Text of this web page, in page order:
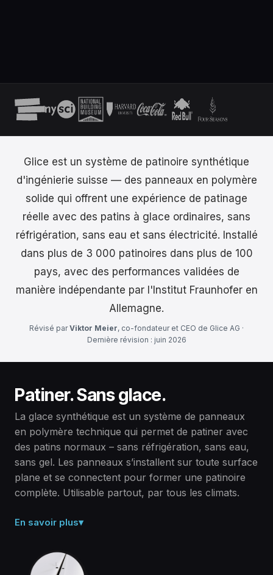
Glice est un système de patinoire synthétique
d'ingénierie suisse — des panneaux en polymère
solide qui offrent une expérience de patinage
réelle avec des patins à glace ordinaires, sans
réfrigération, sans eau et sans électricité. Installé
dans plus de 3 000 patinoires dans plus de 100
pays, avec des performances validées de
manière indépendante par l'Institut Fraunhofer en
Allemagne.
Révisé parViktor Meier, co-fondateur et CEO de Glice AG ·
Dernière révision : juin 2026
Patiner. Sans glace.
La glace synthétique est un système de panneaux
en polymère technique qui permet de patiner avec
des patins normaux – sans réfrigération, sans eau,
sans gel. Les panneaux s’installent sur toute surface
plane et se connectent pour former une patinoire
complète. Utilisable partout, par tous les climats.
En savoir plus▾
Un polymère solide, pas de glace.